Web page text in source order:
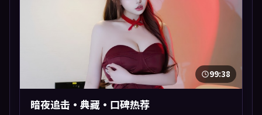
99:38
暗夜追击·典藏·口碑热荐